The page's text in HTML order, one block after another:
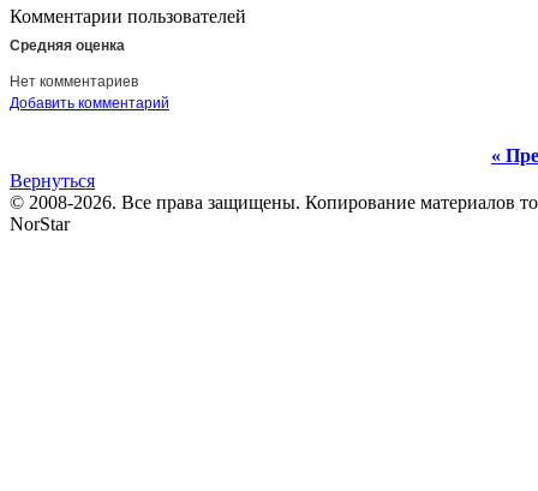
Комментарии пользователей
Средняя оценка
Нет комментариев
Добавить комментарий
«
Вернуться
© 2008-2026. Все права защищены. Копирование материалов
NorStar